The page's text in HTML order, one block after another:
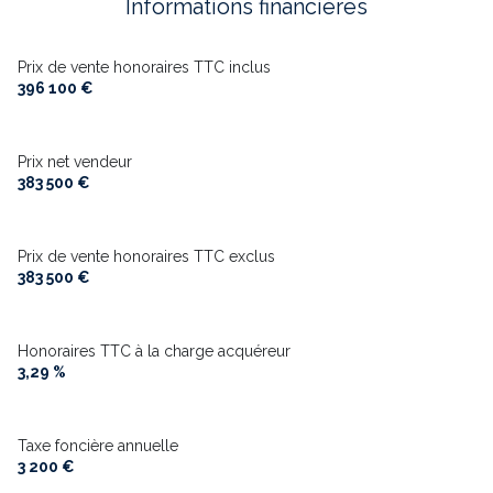
exposition Sud
vue CAMPAGNE
Informations financières
Prix de vente honoraires TTC inclus
396 100 €
Prix net vendeur
383 500 €
Prix de vente honoraires TTC exclus
383 500 €
Honoraires TTC à la charge acquéreur
3,29 %
Taxe foncière annuelle
3 200 €